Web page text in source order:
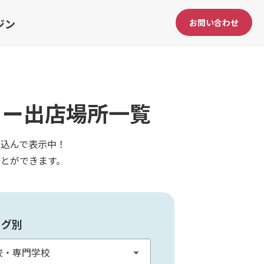
ン お問い合わせ
出店場所一覧
んで表示中！
ができます。
別